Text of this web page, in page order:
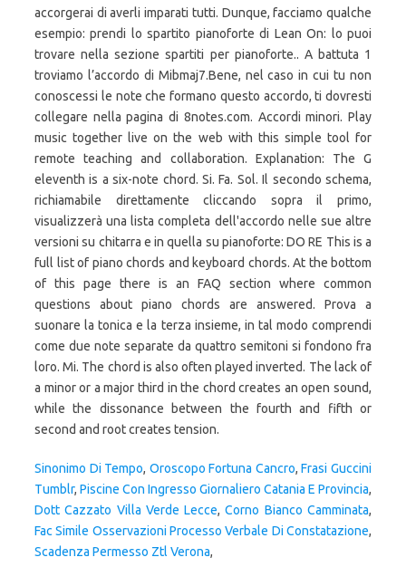
accorgerai di averli imparati tutti. Dunque, facciamo qualche
esempio: prendi lo spartito pianoforte di Lean On: lo puoi
trovare nella sezione spartiti per pianoforte.. A battuta 1
troviamo l’accordo di Mibmaj7.Bene, nel caso in cui tu non
conoscessi le note che formano questo accordo, ti dovresti
collegare nella pagina di 8notes.com. Accordi minori. Play
music together live on the web with this simple tool for
remote teaching and collaboration. Explanation: The G
eleventh is a six-note chord. Si. Fa. Sol. Il secondo schema,
richiamabile direttamente cliccando sopra il primo,
visualizzerà una lista completa dell'accordo nelle sue altre
versioni su chitarra e in quella su pianoforte: DO RE This is a
full list of piano chords and keyboard chords. At the bottom
of this page there is an FAQ section where common
questions about piano chords are answered. Prova a
suonare la tonica e la terza insieme, in tal modo comprendi
come due note separate da quattro semitoni si fondono fra
loro. Mi. The chord is also often played inverted. The lack of
a minor or a major third in the chord creates an open sound,
while the dissonance between the fourth and fifth or
second and root creates tension.
Sinonimo Di Tempo, Oroscopo Fortuna Cancro,Frasi Guccini
Tumblr, Piscine Con Ingresso Giornaliero Catania E Provincia,
Dott Cazzato Villa Verde Lecce,Corno Bianco Camminata,
Fac Simile Osservazioni Processo Verbale Di Constatazione,
Scadenza Permesso Ztl Verona,